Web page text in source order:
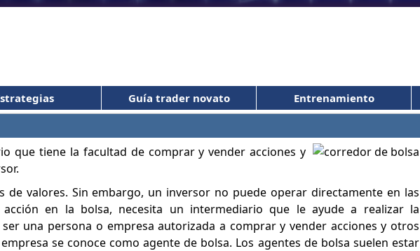
Guía trader novato Entrenamiento
que tiene la facultad de comprar y vender acciones y
de valores. Sin embargo, un inversor no puede operar directamente en las
en la bolsa, necesita un intermediario que le ayude a realizar la
una persona o empresa autorizada a comprar y vender acciones y otros
se conoce como agente de bolsa. Los agentes de bolsa suelen estar